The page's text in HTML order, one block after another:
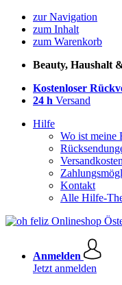
zur Navigation
zum Inhalt
zum Warenkorb
Beauty, Haushalt
Kostenloser
24 h Versand
Hilfe
Wo ist meine
Versandkosten
Kontakt
Alle Hilfe-
Anmelden
Jetzt anmelden